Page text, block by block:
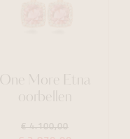
One More Etna
oorbellen
€ 4.100,00